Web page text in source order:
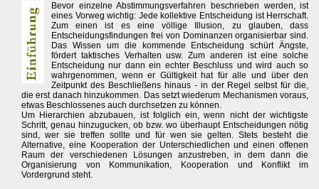
Bevor einzelne Abstimmungsverfahren beschrieben werden, ist
eines Vorweg wichtig: Jede kollektive Entscheidung ist Herrschaft.
Zum einen ist es eine völlige Illusion, zu glauben, dass
Entscheidungsfindungen frei von Dominanzen organisierbar sind.
Das Wissen um die kommende Entscheidung schürt Ängste,
fördert taktisches Verhalten usw. Zum anderen ist eine solche
Entscheidung nur dann ein echter Beschluss und wird auch so
wahrgenommen, wenn er Gültigkeit hat für alle und über den
Zeitpunkt des Beschließens hinaus - in der Regel selbst für die,
die erst danach hinzukommen. Das setzt wiederum Mechanismen voraus,
etwas Beschlossenes auch durchsetzen zu können.
Um Hierarchien abzubauen, ist folglich ein, wenn nicht der wichtigste
Schritt, genau hinzugucken, ob bzw. wo überhaupt Entscheidungen nötig
sind, wer sie treffen sollte und für wen sie gelten. Stets besteht die
Alternative, eine Kooperation der Unterschiedlichen und einen offenen
Raum der verschiedenen Lösungen anzustreben, in dem dann die
Organisierung von Kommunikation, Kooperation und Konflikt im
Vordergrund steht.